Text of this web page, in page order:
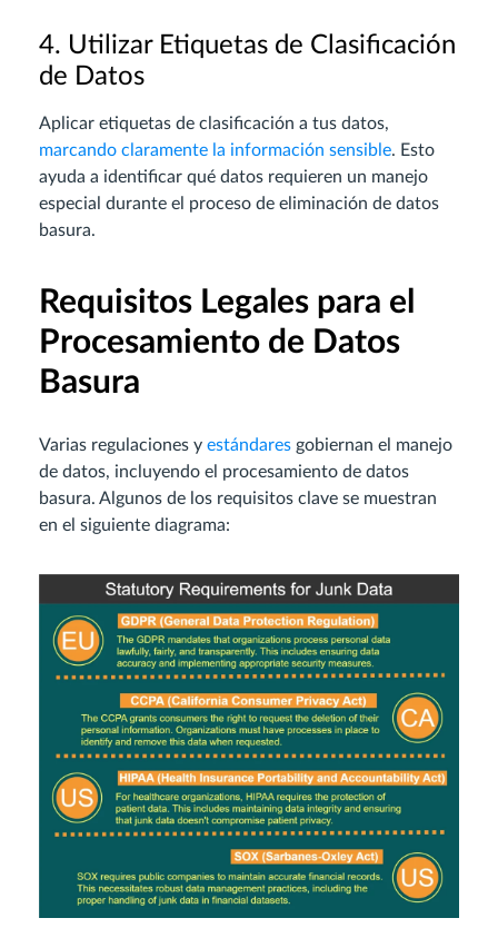
4. Utilizar Etiquetas de Clasificación
de Datos
Aplicar etiquetas de clasificación a tus datos,
marcando claramente la información sensible. Esto
ayuda a identificar qué datos requieren un manejo
especial durante el proceso de eliminación de datos
basura.
Requisitos Legales para el
Procesamiento de Datos
Basura
Varias regulaciones y estándares gobiernan el manejo
de datos, incluyendo el procesamiento de datos
basura. Algunos de los requisitos clave se muestran
en el siguiente diagrama: